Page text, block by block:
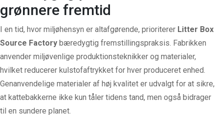
grønnere fremtid
I en tid, hvor miljøhensyn er altafgørende, prioriterer Litter Box
Source Factory bæredygtig fremstillingspraksis. Fabrikken
anvender miljøvenlige produktionsteknikker og materialer,
hvilket reducerer kulstofaftrykket for hver produceret enhed.
Genanvendelige materialer af høj kvalitet er udvalgt for at sikre,
at kattebakkerne ikke kun tåler tidens tand, men også bidrager
til en sundere planet.